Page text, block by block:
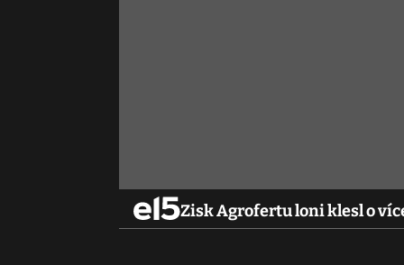
Zisk Agrofertu loni klesl o